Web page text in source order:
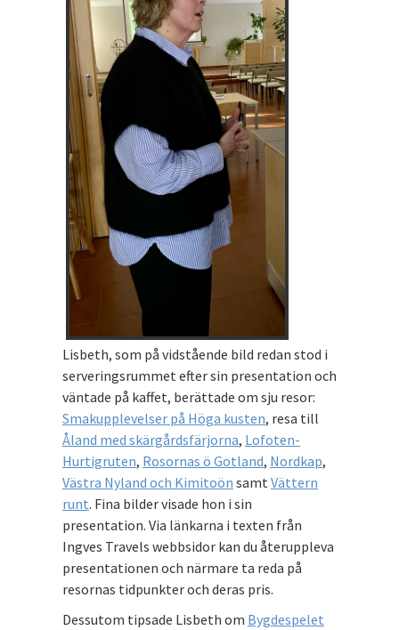
Lisbeth, som på vidstående bild redan stod i
serveringsrummet efter sin presentation och
väntade på kaffet, berättade om sju resor:
Smakupplevelser på Höga kusten, resa till
Åland med skärgårdsfärjorna, Lofoten-
Hurtigruten, Rosornas ö Gotland, Nordkap,
Västra Nyland och Kimitoön samt Vättern
runt. Fina bilder visade hon i sin
presentation. Via länkarna i texten från
Ingves Travels webbsidor kan du återuppleva
presentationen och närmare ta reda på
resornas tidpunkter och deras pris.
Dessutom tipsade Lisbeth om Bygdespelet